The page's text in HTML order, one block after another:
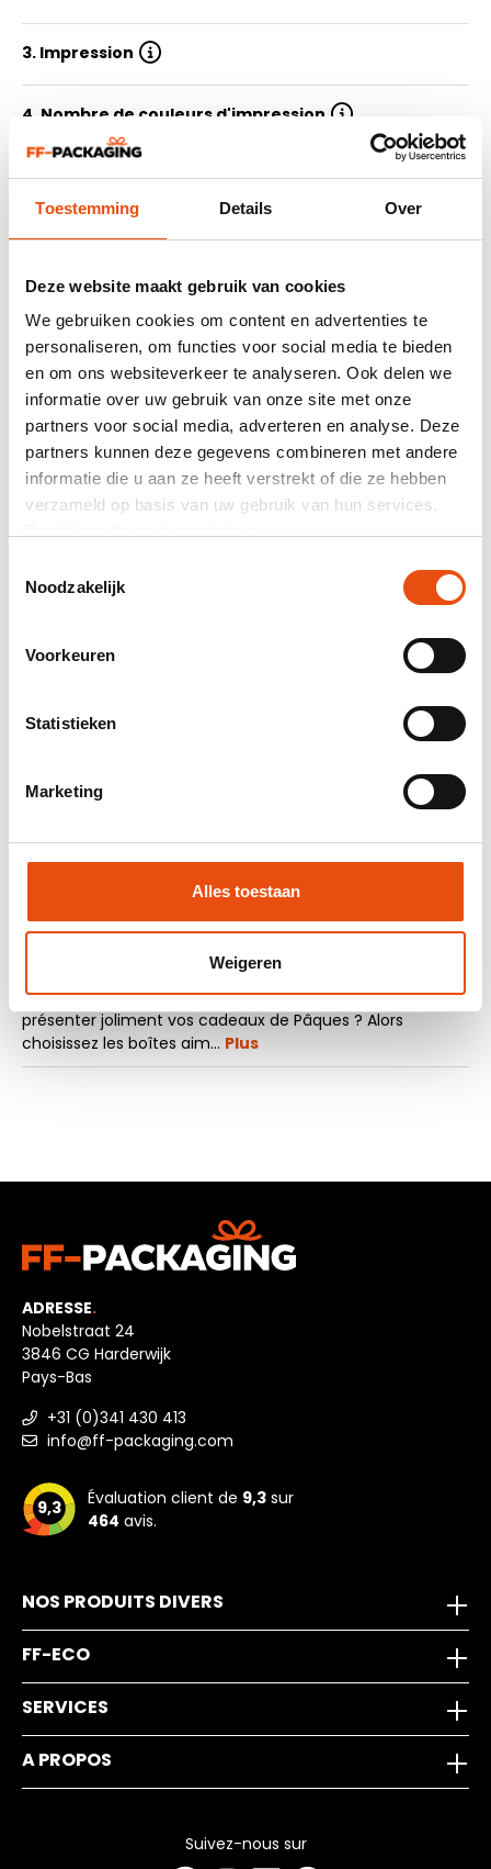
Toestemming Details Over
Deze website maakt gebruik van cookies
We gebruiken cookies om content en advertenties te
personaliseren, om functies voor social media te bieden
en om ons websiteverkeer te analyseren. Ook delen we
informatie over uw gebruik van onze site met onze
partners voor social media, adverteren en analyse. Deze
partners kunnen deze gegevens combineren met andere
informatie die u aan ze heeft verstrekt of die ze hebben
verzameld op basis van uw gebruik van hun services.
Noodzakelijk
Voorkeuren
Statistieken
Marketing
Alles toestaan
Weigeren
3. Impression
4. Nombre de couleurs d'impression
5. Quantité
6. Délai de livraison
7. Soummetre le design
Résumé
464 avis
Prix total
hors TVA2,98 €*
Numéro d’article:
Livraison mondiale
Visuel et / ou échantillon gratuit
Demande d'échantillon
Vous recherchez des coffrets cadeaux de luxe pour
présenter joliment vos cadeaux de Pâques ? Alors
choisissez les boîtes aim… Plus
ADRESSE.
Nobelstraat 24
3846 CG Harderwijk
Pays-Bas
+31 (0)341 430 413
info@ff-packaging.com
9,3 Évaluation client de 9,3 sur
464 avis.
NOS PRODUITS DIVERS
FF-ECO
SERVICES
A PROPOS
Suivez-nous sur